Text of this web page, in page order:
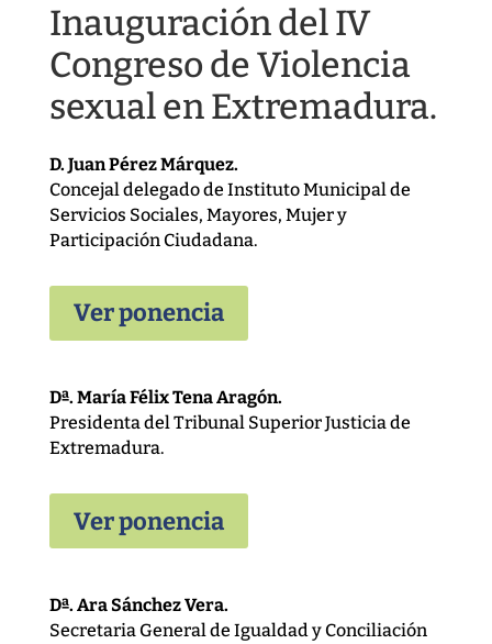
Inauguración del IV
Congreso de Violencia
sexual en Extremadura.
D. Juan Pérez Márquez.
Concejal delegado de Instituto Municipal de
Servicios Sociales, Mayores, Mujer y
Participación Ciudadana.
Ver ponencia
Dª. María Félix Tena Aragón.
Presidenta del Tribunal Superior Justicia de
Extremadura.
Ver ponencia
Dª. Ara Sánchez Vera.
Secretaria General de Igualdad y Conciliación